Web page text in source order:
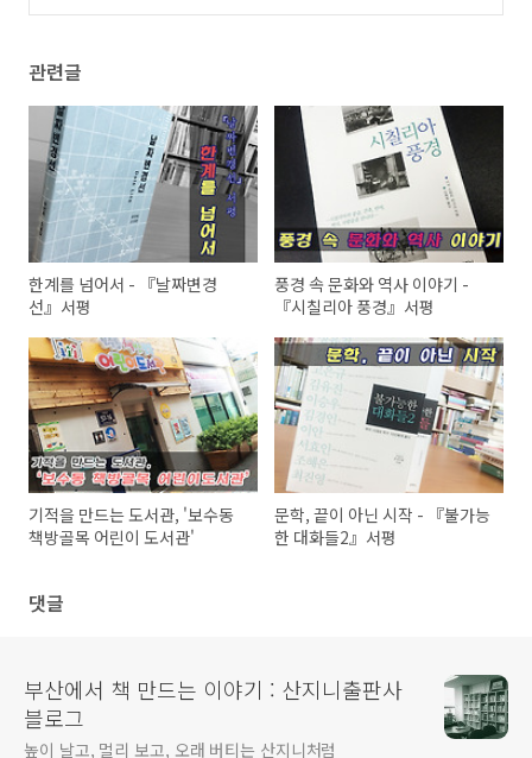
관련글
한계를 넘어서 - 『날짜변경
선』서평
풍경 속 문화와 역사 이야기 -
『시칠리아 풍경』서평
기적을 만드는 도서관, '보수동
책방골목 어린이 도서관'
문학, 끝이 아닌 시작 - 『불가능
한 대화들2』서평
댓글
부산에서 책 만드는 이야기 : 산지니출판사
블로그
높이 날고, 멀리 보고, 오래 버티는 산지니처럼